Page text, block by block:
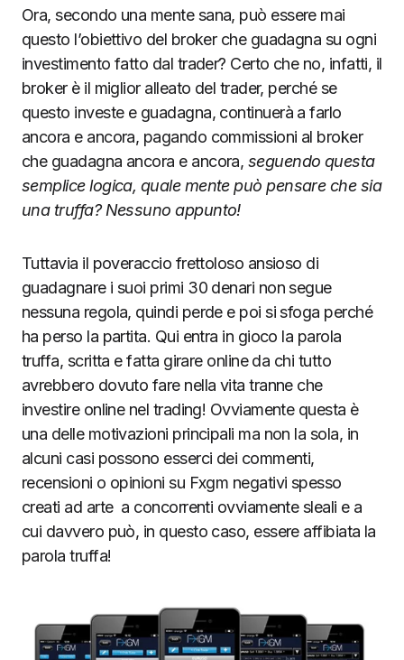
Ora, secondo una mente sana, può essere mai
questo l’obiettivo del broker che guadagna su ogni
investimento fatto dal trader? Certo che no, infatti, il
broker è il miglior alleato del trader, perché se
questo investe e guadagna, continuerà a farlo
ancora e ancora, pagando commissioni al broker
che guadagna ancora e ancora, seguendo questa
semplice logica, quale mente può pensare che sia
una truffa? Nessuno appunto!
Tuttavia il poveraccio frettoloso ansioso di
guadagnare i suoi primi 30 denari non segue
nessuna regola, quindi perde e poi si sfoga perché
ha perso la partita. Qui entra in gioco la parola
truffa, scritta e fatta girare online da chi tutto
avrebbero dovuto fare nella vita tranne che
investire online nel trading! Ovviamente questa è
una delle motivazioni principali ma non la sola, in
alcuni casi possono esserci dei commenti,
recensioni o opinioni su Fxgm negativi spesso
creati ad arte a concorrenti ovviamente sleali e a
cui davvero può, in questo caso, essere affibiata la
parola truffa!